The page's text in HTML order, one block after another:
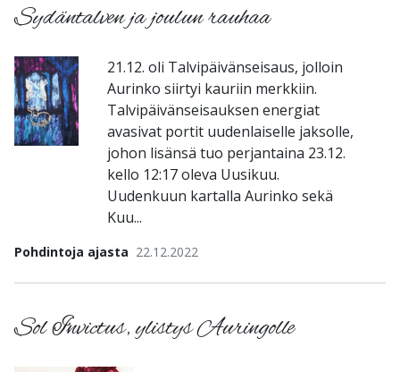
Pohdintoja ajasta 22.12.2022
Sydäntalven ja joulun rauhaa
21.12. oli Talvipäivänseisaus, jolloin
Aurinko siirtyi kauriin merkkiin.
Talvipäivänseisauksen energiat
avasivat portit uudenlaiselle jaksolle,
johon lisänsä tuo perjantaina 23.12.
kello 12:17 oleva Uusikuu.
Uudenkuun kartalla Aurinko sekä
Kuu...
Sol Invictus, ylistys Auringolle